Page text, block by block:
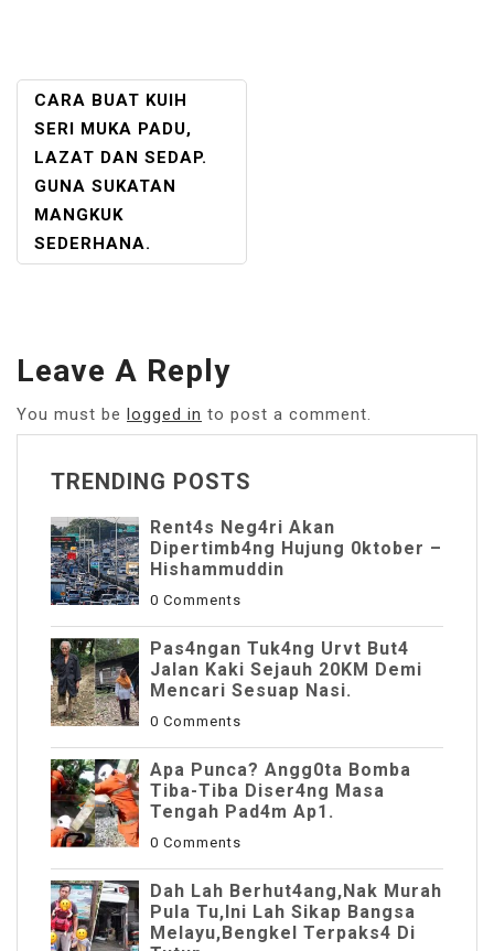
POST
NAVIGATION
CARA BUAT KUIH
SERI MUKA PADU,
LAZAT DAN SEDAP.
GUNA SUKATAN
MANGKUK
SEDERHANA.
Leave A Reply
You must be logged in to post a comment.
TRENDING POSTS
Rent4s Neg4ri Akan
Dipertimb4ng Hujung 0ktober –
Hishammuddin
0 Comments
Pas4ngan Tuk4ng Urvt But4
JaIan Kaki Sejauh 20KM Demi
Mencari Sesuap Nasi.
0 Comments
Apa Punca? Angg0ta Bomba
Tiba-Tiba Diser4ng Masa
Tengah Pad4m Ap1.
0 Comments
Dah Lah Berhut4ang,Nak Murah
Pula Tu,Ini Lah Sikap Bangsa
Melayu,Bengkel Terpaks4 Di